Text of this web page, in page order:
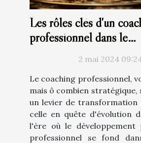
Les rôles clés d'un
professionnel dans le
2 mai 2024
Le coaching professionnel,
mais ô combien stratégique,
un levier de transformation
celle en quête d'évolution
l'ère où le développement
professionnel se fond